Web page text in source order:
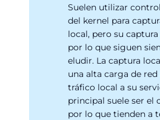
Suelen utilizar
del kernel para
local, pero su
por lo que siguen
eludir. La captura
una alta carga de
tráfico local a su
principal suele ser el
por lo que tienden a